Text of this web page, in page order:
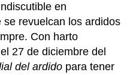
en
se revuelcan los ardidos
Con harto
27 de diciembre del
del ardido para tener